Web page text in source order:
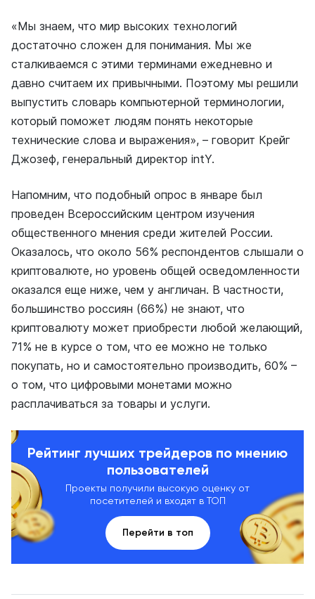
«Мы знаем, что мир высоких технологий
достаточно сложен для понимания. Мы же
сталкиваемся с этими терминами ежедневно и
давно считаем их привычными. Поэтому мы решили
выпустить словарь компьютерной терминологии,
который поможет людям понять некоторые
технические слова и выражения», – говорит Крейг
Джозеф, генеральный директор intY.
Напомним, что подобный опрос в январе был
проведен Всероссийским центром изучения
общественного мнения среди жителей России.
Оказалось, что около 56% респондентов слышали о
криптовалюте, но уровень общей осведомленности
оказался еще ниже, чем у англичан. В частности,
большинство россиян (66%) не знают, что
криптовалюту может приобрести любой желающий,
71% не в курсе о том, что ее можно не только
покупать, но и самостоятельно производить, 60% –
о том, что цифровыми монетами можно
расплачиваться за товары и услуги.
Рейтинг лучших трейдеров по мнению
пользователей
Проекты получили высокую оценку от
посетителей и входят в ТОП
Перейти в топ